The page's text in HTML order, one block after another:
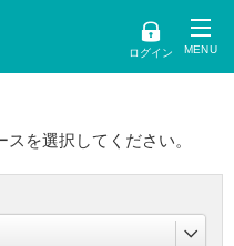
ログイン
を選択してください。